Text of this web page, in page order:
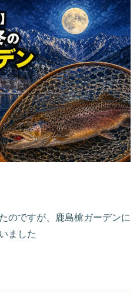
のですが、鹿島槍ガーデンに
ました